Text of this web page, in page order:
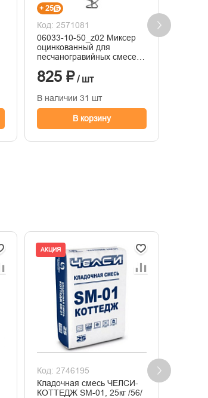
+ 25
Код: 2571081
06033-10-50_z02 Миксер
оцинкованный для
песчаногравийных смесей,
825 ₽/ шт
В наличии 31 шт
В корзину
АКЦИЯ
Код: 2746195
Кладочная смесь ЧЕЛСИ-
КОТТЕДЖ SM-01, 25кг /56/